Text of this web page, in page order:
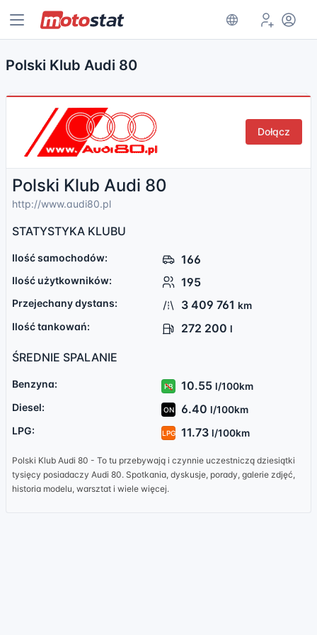
Polski Klub Audi 80
Dołącz
Polski Klub Audi 80
http://www.audi80.pl
STATYSTYKA KLUBU
Ilość samochodów: 166
Ilość użytkowników: 195
Przejechany dystans: 3 409 761 km
Ilość tankowań: 272 200 l
ŚREDNIE SPALANIE
Benzyna: PB 10.55 l/100km
Diesel: ON 6.40 l/100km
LPG: LPG 11.73 l/100km
Polski Klub Audi 80 - To tu przebywają i czynnie uczestniczą dziesiątki
tysięcy posiadaczy Audi 80. Spotkania, dyskusje, porady, galerie zdjęć,
historia modelu, warsztat i wiele więcej.